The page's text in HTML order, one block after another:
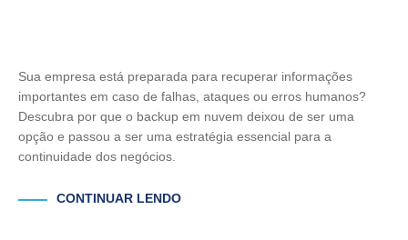
Sua empresa está preparada para recuperar informações
importantes em caso de falhas, ataques ou erros humanos?
Descubra por que o backup em nuvem deixou de ser uma
opção e passou a ser uma estratégia essencial para a
continuidade dos negócios.
CONTINUAR LENDO